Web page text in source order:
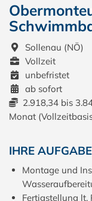
Sollenau (NÖ)
Vollzeit
unbefristet
ab sofort
2.918,34 bis
Monat
IHRE
Montage und
Fertigstellung lt.